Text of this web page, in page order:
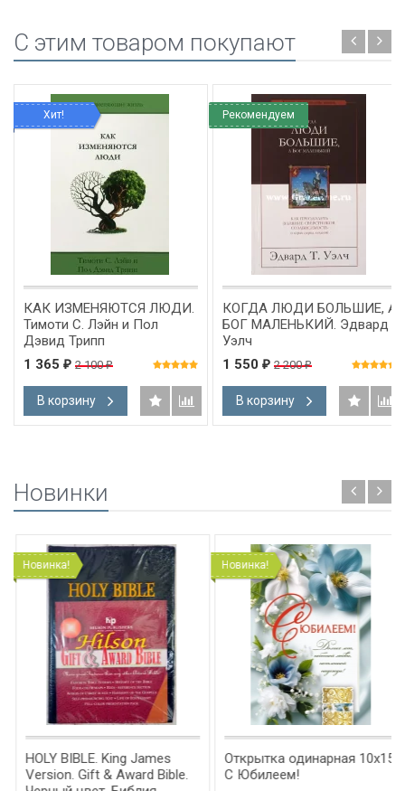
C этим товаром покупают
Хит!
КАК ИЗМЕНЯЮТСЯ ЛЮДИ.
Тимоти С. Лэйн и Пол
Дэвид Трипп
1 365 ₽ 2 100₽
В корзину
Рекомендуем
КОГДА ЛЮДИ БОЛЬШИЕ, А
БОГ МАЛЕНЬКИЙ. Эдвард
Уэлч
1 550 ₽ 2 200₽
В корзину
Новинки
Новинка!
HOLY BIBLE. King James
Version. Gift & Award Bible.
Новинка!
Открытка одинарная 10x15:
С Юбилеем!